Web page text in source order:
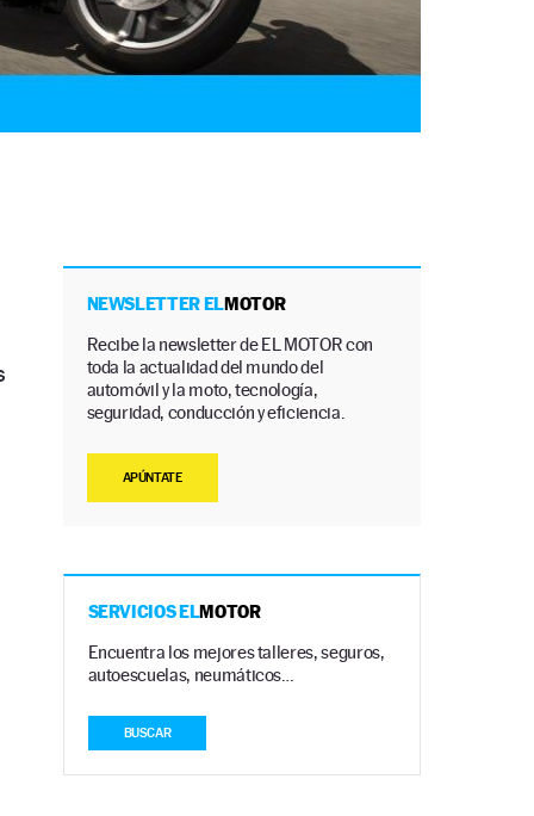
NEWSLETTER ELMOTOR
Recibe la newsletter de EL MOTOR con
toda la actualidad del mundo del
automóvil y la moto, tecnología,
seguridad, conducción y eficiencia.
APÚNTATE
SERVICIOS ELMOTOR
Encuentra los mejores talleres, seguros,
autoescuelas, neumáticos…
BUSCAR